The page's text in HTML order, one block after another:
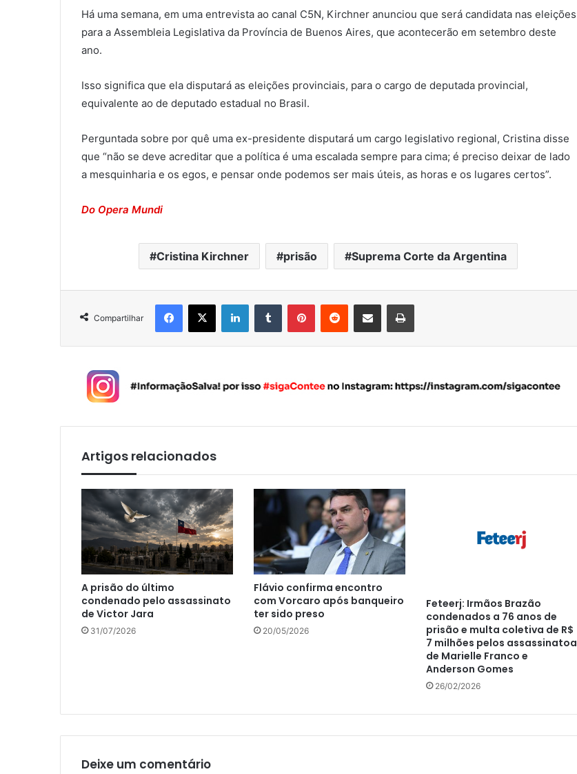
Há uma semana, em uma entrevista ao canal C5N, Kirchner anunciou que será candidata nas eleições
para a Assembleia Legislativa da Província de Buenos Aires, que acontecerão em setembro deste
ano.
Isso significa que ela disputará as eleições provinciais, para o cargo de deputada provincial,
equivalente ao de deputado estadual no Brasil.
Perguntada sobre por quê uma ex-presidente disputará um cargo legislativo regional, Cristina disse
que “não se deve acreditar que a política é uma escalada sempre para cima; é preciso deixar de lado
a mesquinharia e os egos, e pensar onde podemos ser mais úteis, as horas e os lugares certos”.
Do Opera Mundi
Cristina Kirchner prisão Suprema Corte da Argentina
Compartilhar
Artigos relacionados
A prisão do último
condenado pelo assassinato
de Victor Jara
31/07/2026
Flávio confirma encontro
com Vorcaro após banqueiro
ter sido preso
20/05/2026
Feteerj: Irmãos Brazão
condenados a 76 anos de
prisão e multa coletiva de R$
7 milhões pelos assassinatoa
de Marielle Franco e
Anderson Gomes
26/02/2026
Deixe um comentário